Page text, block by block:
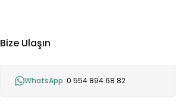
Bize Ulaşın
WhatsApp :0 554 894 68 82